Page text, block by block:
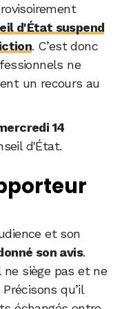
d'État suspend
. C’est donc
ne
un recours au
14
d'État.
et son
son avis.
ne siège pas et ne
qu’il